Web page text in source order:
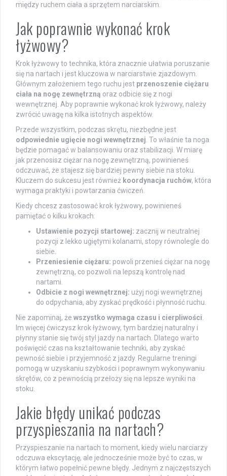
między ruchem ciała a sprzętem narciarskim.
Jak poprawnie wykonać krok
łyżwowy?
Krok łyżwowy to technika, która znacznie ułatwia poruszanie
się na nartach i jest kluczowa w narciarstwie zjazdowym.
Głównym założeniem tego ruchu jest przenoszenie ciężaru
ciała na nogę zewnętrzną oraz odbicie się z nogi
wewnętrznej. Aby poprawnie wykonać krok łyżwowy, należy
zwrócić uwagę na kilka istotnych aspektów.
Przede wszystkim, podczas skrętu, niezbędne jest
odpowiednie ugięcie nogi wewnętrznej. To właśnie ta noga
będzie pomagać w balansowaniu oraz stabilizacji. W miarę
jak przenosisz ciężar na nogę zewnętrzną, powinieneś
odczuwać, że stajesz się bardziej pewny siebie na stoku.
Kluczem do sukcesu jest również koordynacja ruchów, która
wymaga praktyki i powtarzania ćwiczeń.
Kiedy chcesz zastosować krok łyżwowy, powinieneś
pamiętać o kilku krokach:
Ustawienie pozycji startowej: zacznij w neutralnej
pozycji z lekko ugiętymi kolanami, stopy równolegle do
siebie.
Przeniesienie ciężaru: powoli przenieś ciężar na nogę
zewnętrzną, co pozwoli na lepszą kontrolę nad
nartami.
Odbicie z nogi wewnętrznej: użyj nogi wewnętrznej
do odpychania, aby zyskać prędkość i płynność ruchu.
Nie zapominaj, że wszystko wymaga czasu i cierpliwości.
Im więcej ćwiczysz krok łyżwowy, tym bardziej naturalny i
płynny stanie się twój styl jazdy na nartach. Dlatego warto
poświęcić czas na kształtowanie techniki, aby zyskać
pewność siebie i przyjemność z jazdy. Regularne treningi
pomogą w uzyskaniu szybkości i poprawnym wykonywaniu
skrętów, co z pewnością przełoży się na lepsze wyniki na
stoku.
Jakie błędy unikać podczas
przyspieszania na nartach?
Przyspieszanie na nartach to moment, kiedy wielu narciarzy
odczuwa ekscytację, ale jednocześnie może być to czas, w
którym łatwo popełnić pewne błędy. Jednym z najczęstszych